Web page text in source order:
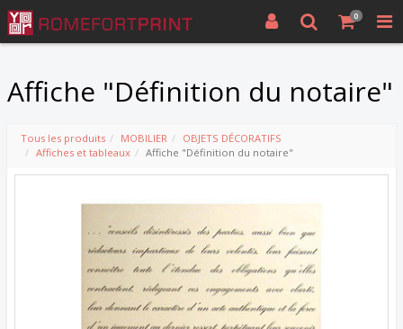
0
Affiche "Définition du notaire"
Tous les produits MOBILIER
OBJETS DÉCORATIFS
Affiches et tableaux
Affiche "Définition du notaire"